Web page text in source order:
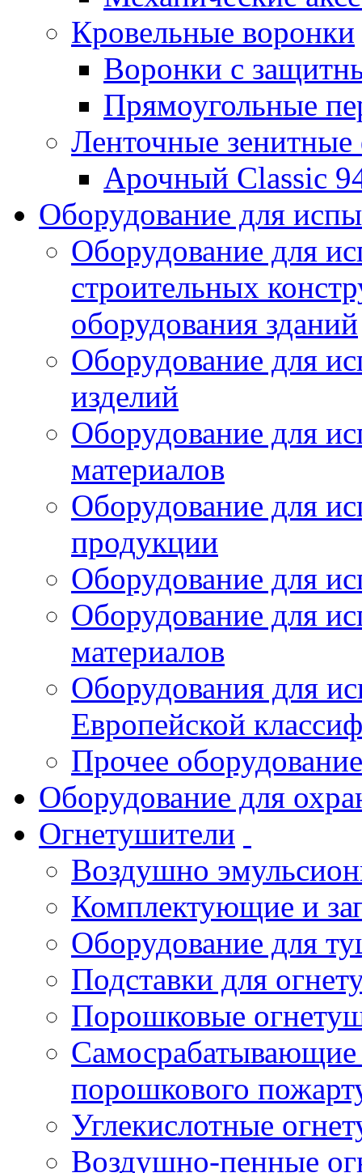
Кровельные воронки
Воронки с
Прямоугольные
Ленточные
Арочный Classic
Оборудование для
Оборудование для
строительных
оборудования зданий
Оборудование для
изделий
Оборудование для
материалов
Оборудование для
продукции
Оборудование для
Оборудование для
материалов
Оборудования для
Европейской
Прочее оборудование
Оборудование для
Огнетушители
Воздушно
Комплектующие и
Оборудование для
Подставки для
Порошковые
порошкового
Углекислотные
Воздушно-пенные